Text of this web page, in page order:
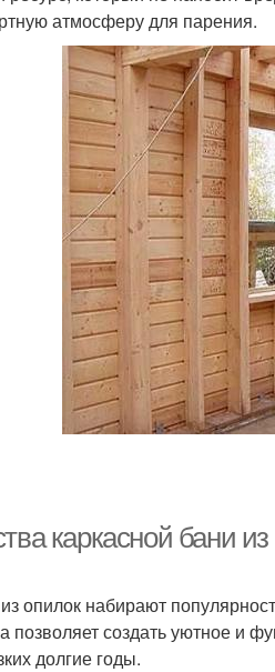
атмосферу для парения.
каркасной бани
опилок набирают
позволяет создать уютное и
долгие годы.